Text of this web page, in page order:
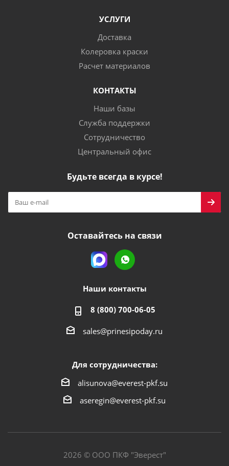
УСЛУГИ
Доставка
Колеровка краски
Расчет материалов
КОНТАКТЫ
Наши базы
Служба поддержки
Сотрудничество
Центральный офис
Будьте всегда в курсе!
Оставайтесь на связи
Наши контакты
8 (800) 700-06-05
sales@prinesipoday.ru
Для сотрудничества:
alisunova@everest-pkf.su
aseregin@everest-pkf.su
2026 © ООО ПКФ "Эверест"